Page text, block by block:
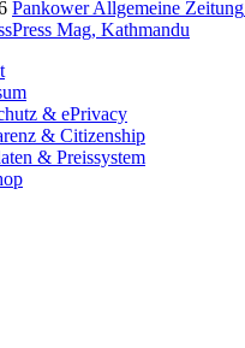
Pankower Allgemeine Zeitung
Mag, Kathmandu
& ePrivacy
& Citizenship
& Preissystem